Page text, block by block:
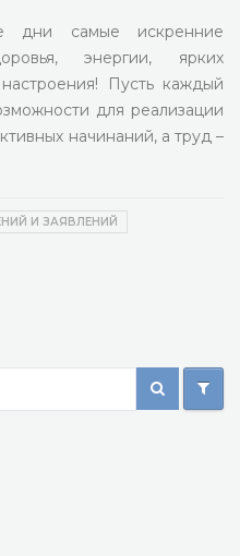
дни самые искренние
энергии, ярких
Пусть каждый
для реализации
начинаний, а труд –
И ЗАЯВЛЕНИЙ